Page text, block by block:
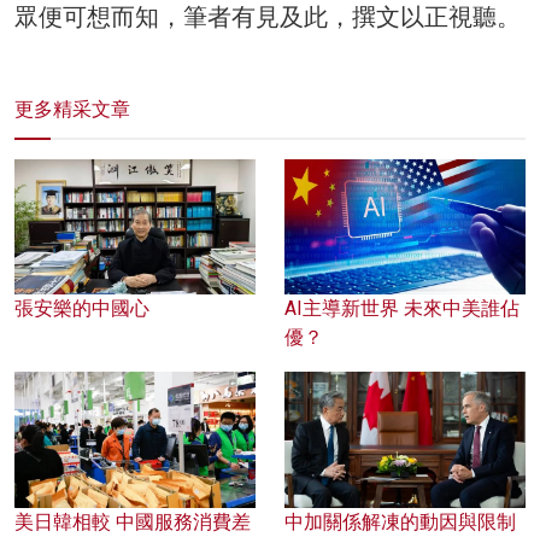
眾便可想而知，筆者有見及此，撰文以正視聽。
更多精采文章
張安樂的中國心
AI主導新世界 未來中美誰佔
優？
美日韓相較 中國服務消費差
中加關係解凍的動因與限制